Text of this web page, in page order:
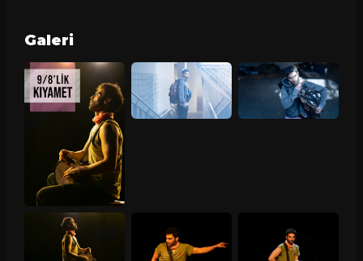
Galeri